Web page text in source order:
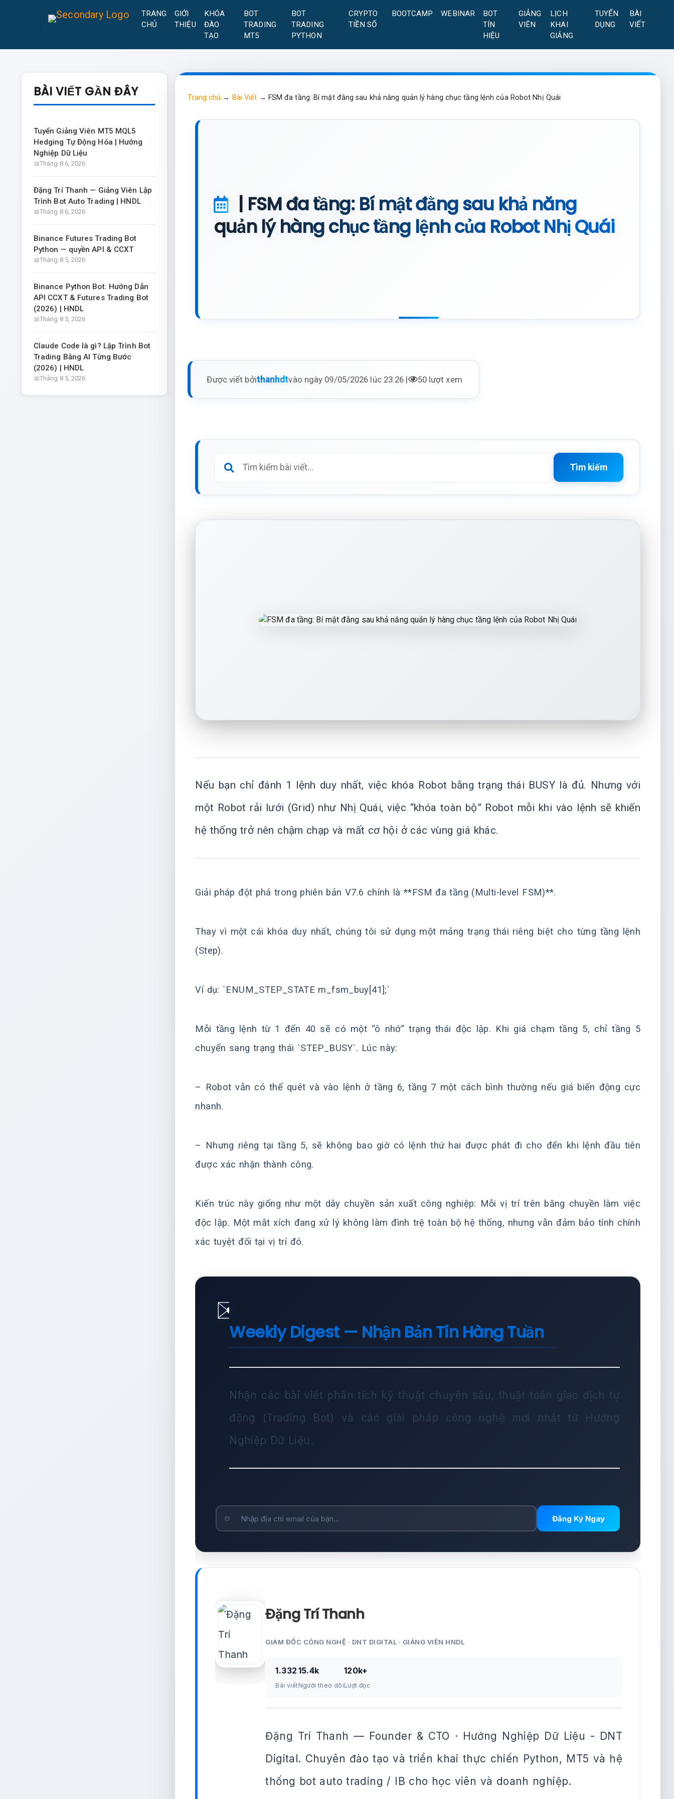
TRANG
CHỦ
GIỚI
THIỆU
KHÓA
ĐÀO
TẠO
BOT
TRADING
MT5
BOT
TRADING
PYTHON
CRYPTO
TIỀN SỐ
BOOTCAMP WEBINAR
BOT
TÍN
HIỆU
GIẢNG
VIÊN
LỊCH
KHAI
GIẢNG
TUYỂN
DỤNG
BÀI
VIẾT
BÀI VIẾT GẦN ĐÂY
Tuyển Giảng Viên MT5 MQL5
Hedging Tự Động Hóa | Hướng
Nghiệp Dữ Liệu
Tháng 8 6, 2026
Đặng Trí Thanh — Giảng Viên Lập
Trình Bot Auto Trading | HNDL
Tháng 8 6, 2026
Binance Futures Trading Bot
Python — quyền API & CCXT
Tháng 8 5, 2026
Binance Python Bot: Hướng Dẫn
API CCXT & Futures Trading Bot
(2026) | HNDL
Tháng 8 5, 2026
Claude Code là gì? Lập Trình Bot
Trading Bằng AI Từng Bước
(2026) | HNDL
Tháng 8 5, 2026
Trang chủ → Bài Viết → FSM đa tầng: Bí mật đằng sau khả năng quản lý hàng chục tầng lệnh của Robot Nhị Quái
| FSM đa tầng: Bí mật đằng sau khả năng
quản lý hàng chục tầng lệnh của Robot Nhị Quái
Được viết bởithanhdtvào ngày 09/05/2026 lúc 23:26 | 50 lượt xem
Tìm kiếm
Nếu bạn chỉ đánh 1 lệnh duy nhất, việc khóa Robot bằng trạng thái BUSY là đủ. Nhưng với
một Robot rải lưới (Grid) như Nhị Quái, việc “khóa toàn bộ” Robot mỗi khi vào lệnh sẽ khiến
hệ thống trở nên chậm chạp và mất cơ hội ở các vùng giá khác.
Giải pháp đột phá trong phiên bản V7.6 chính là **FSM đa tầng (Multi-level FSM)**.
Thay vì một cái khóa duy nhất, chúng tôi sử dụng một mảng trạng thái riêng biệt cho từng tầng lệnh
(Step).
Ví dụ: `ENUM_STEP_STATE m_fsm_buy[41];`
Mỗi tầng lệnh từ 1 đến 40 sẽ có một “ô nhớ” trạng thái độc lập. Khi giá chạm tầng 5, chỉ tầng 5
chuyển sang trạng thái `STEP_BUSY`. Lúc này:
– Robot vẫn có thể quét và vào lệnh ở tầng 6, tầng 7 một cách bình thường nếu giá biến động cực
nhanh.
– Nhưng riêng tại tầng 5, sẽ không bao giờ có lệnh thứ hai được phát đi cho đến khi lệnh đầu tiên
được xác nhận thành công.
Kiến trúc này giống như một dây chuyền sản xuất công nghiệp: Mỗi vị trí trên băng chuyền làm việc
độc lập. Một mắt xích đang xử lý không làm đình trệ toàn bộ hệ thống, nhưng vẫn đảm bảo tính chính
xác tuyệt đối tại vị trí đó.
✉️
Weekly Digest — Nhận Bản Tin Hàng Tuần
Nhận các bài viết phân tích kỹ thuật chuyên sâu, thuật toán giao dịch tự
động (Trading Bot) và các giải pháp công nghệ mới nhất từ Hướng
Nghiệp Dữ Liệu.
Đăng Ký Ngay
Đặng Trí Thanh
GIÁM ĐỐC CÔNG NGHỆ · DNT DIGITAL · GIẢNG VIÊN HNDL
1.332
Bài viết
15.4k
Người theo dõi
120k+
Lượt đọc
Đặng Trí Thanh — Founder & CTO · Hướng Nghiệp Dữ Liệu - DNT
Digital. Chuyên đào tạo và triển khai thực chiến Python, MT5 và hệ
thống bot auto trading / IB cho học viên và doanh nghiệp.